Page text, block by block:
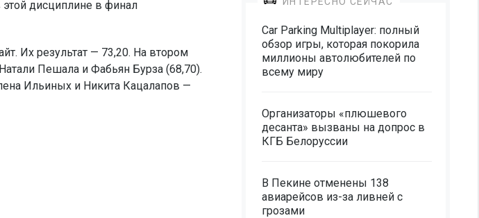
дисциплине в финал
Их результат — 73,20. На втором
Пешала и Фабьян Бурза (68,70).
Ильиных и Никита Кацалапов —
Car Parking Multiplayer: полный
обзор игры, которая покорила
миллионы автолюбителей по
всему миру
Организаторы «плюшевого
десанта» вызваны на допрос в
КГБ Белоруссии
В Пекине отменены 138
авиарейсов из-за ливней с
грозами